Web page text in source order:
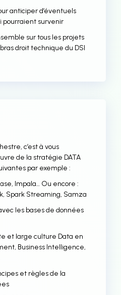
anticiper d’éventuels
pourraient survenir
sur tous les projets
droit technique du DSI
c’est à vous
de la stratégie DATA
par exemple :
Impala… Ou encore :
Spark Streaming, Samza
les bases de données
et large culture Data en
Business Intelligence,
et règles de la